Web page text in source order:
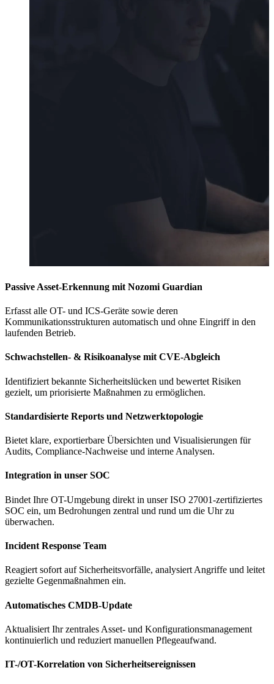
Passive Asset-Erkennung mit Nozomi Guardian
Erfasst alle OT- und ICS-Geräte sowie deren
Kommunikationsstrukturen automatisch und ohne Eingriff in den
laufenden Betrieb.
Schwachstellen- & Risikoanalyse mit CVE-Abgleich
Identifiziert bekannte Sicherheitslücken und bewertet Risiken
gezielt, um priorisierte Maßnahmen zu ermöglichen.
Standardisierte Reports und Netzwerktopologie
Bietet klare, exportierbare Übersichten und Visualisierungen für
Audits, Compliance-Nachweise und interne Analysen.
Integration in unser SOC
Bindet Ihre OT-Umgebung direkt in unser ISO 27001-zertifiziertes
SOC ein, um Bedrohungen zentral und rund um die Uhr zu
überwachen.
Incident Response Team
Reagiert sofort auf Sicherheitsvorfälle, analysiert Angriffe und leitet
gezielte Gegenmaßnahmen ein.
Automatisches CMDB-Update
Aktualisiert Ihr zentrales Asset- und Konfigurationsmanagement
kontinuierlich und reduziert manuellen Pflegeaufwand.
IT-/OT-Korrelation von Sicherheitsereignissen